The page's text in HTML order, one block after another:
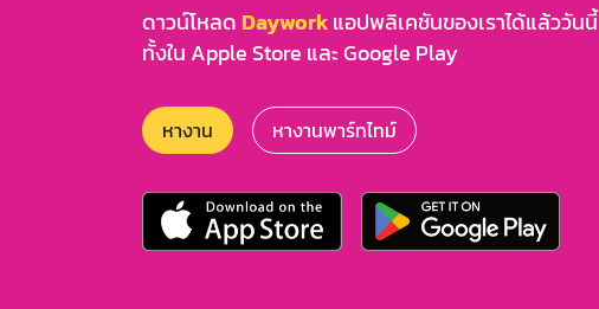
ดาวน์โหลด Dayworkแอปพลิเคชันของเราได้แล้ววันนี้
ทั้งใน Apple Store และ Google Play
หางาน หางานพาร์ทไทม์